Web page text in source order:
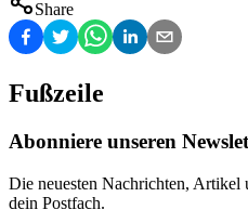
Share
Fußzeile
Abonniere unseren
Die neuesten Nachrichten, Artikel
dein Postfach.